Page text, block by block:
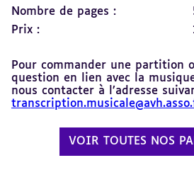
Nombre de pages :
Prix :
Pour commander une partition
question en lien avec la
nous contacter à l’adresse
VOIR TOUTES NOS